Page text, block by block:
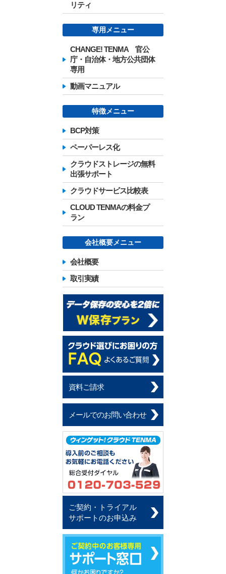
リティ
専用メニュー
CHANGE! TENMA 官公
庁・自治体・地方公共団体
専用
動画マニュアル
特徴メニュー
BCP対策
ペーパーレス化
クラウドストレージの無料
出張サポート
クラウドサービス比較表
CLOUD TENMAの料金プ
ラン
会社概要メニュー
会社概要
取引実績
資料ご請求
メールでのお問い合わせ
ご契約・トライアル
サポートのお申込み